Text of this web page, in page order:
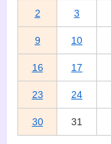
2 3
9 10
16 17
23 24
30 31